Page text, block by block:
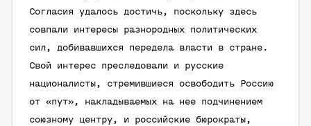
Согласия удалось достичь, поскольку здесь
совпали интересы разнородных политических
сил, добивавшихся передела власти в стране.
Свой интерес преследовали и русские
националисты, стремившиеся освободить Россию
от «пут», накладываемых на нее подчинением
союзному центру, и российские бюрократы,